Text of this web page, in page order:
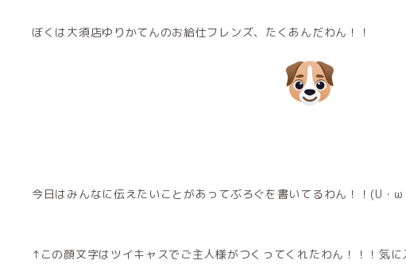
ぼくは大須店ゆりかてんのお給仕フレンズ、たくあんだわん！！
今日はみんなに伝えたいことがあってぶろぐを書いてるわん！！(U・ω
↑この顔文字はツイキャスでご主人様がつくってくれたわん！！！気